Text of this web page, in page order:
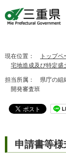
現在位置： トップペ
宅地造成及び特定盛
担当所属： 県庁の
開発審査班
申請書等